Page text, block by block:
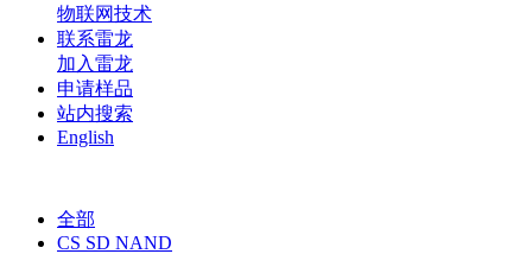
物联网技术
联系雷龙
加入雷龙
申请样品
站内搜索
English
全部
CS SD NAND